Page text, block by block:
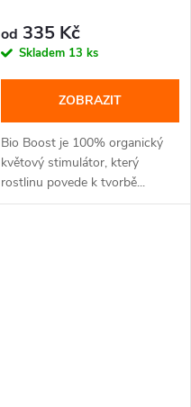
od 335 Kč
Skladem 13 ks
ZOBRAZIT
Bio Boost je 100% organický
květový stimulátor, který
rostlinu povede k tvorbě...